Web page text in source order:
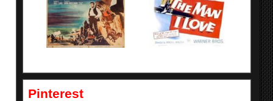
Pinterest